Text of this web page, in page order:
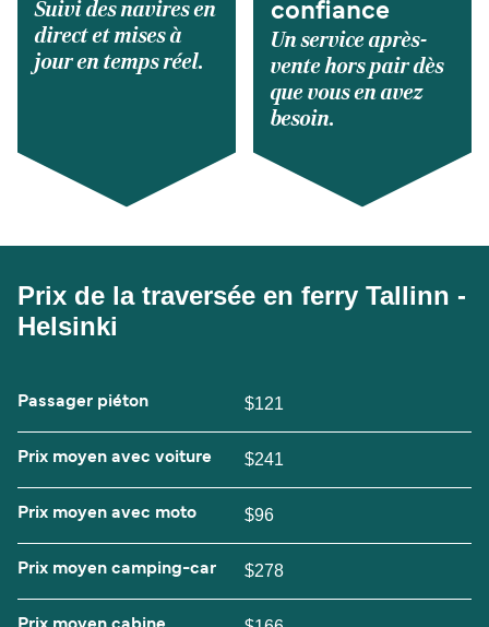
Suivi des navires en
direct et mises à
jour en temps réel.
confiance
Un service après-
vente hors pair dès
que vous en avez
besoin.
Prix de la traversée en ferry Tallinn -
Helsinki
Passager piéton $121
Prix moyen avec voiture $241
Prix moyen avec moto $96
Prix moyen camping-car $278